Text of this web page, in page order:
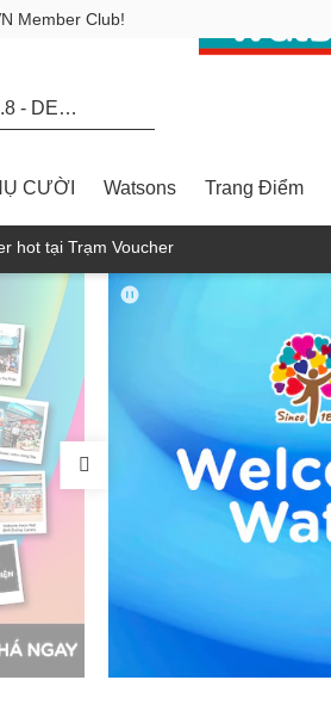
Member Club!
đơn hàng từ 249,000Đ
- Áp dụng khu vực TP. Hồ Chí Minh
- DEAL
50%
CƯỜI Watsons Trang Điểm
hot tại Trạm Voucher